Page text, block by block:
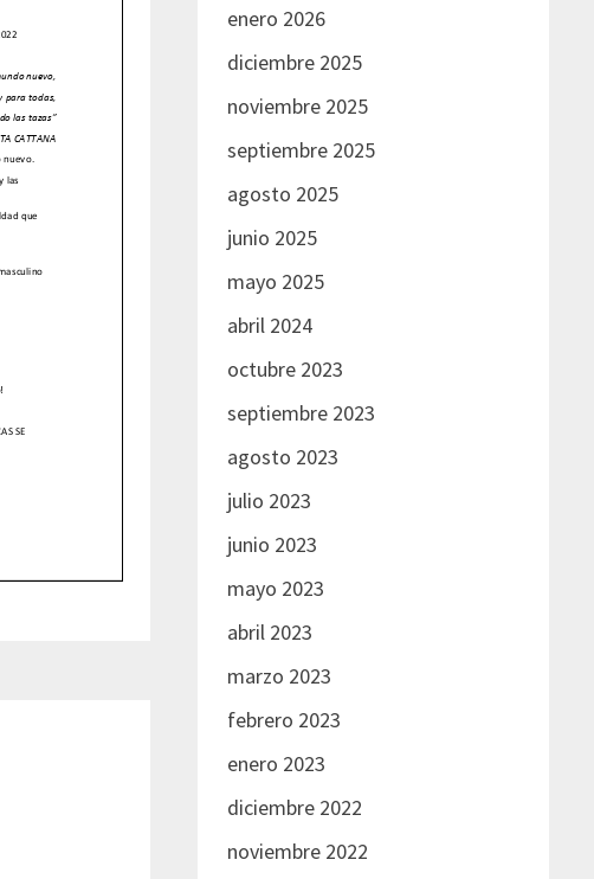
enero 2026
diciembre 2025
noviembre 2025
septiembre 2025
agosto 2025
junio 2025
mayo 2025
abril 2024
octubre 2023
septiembre 2023
agosto 2023
julio 2023
junio 2023
mayo 2023
abril 2023
marzo 2023
febrero 2023
enero 2023
diciembre 2022
noviembre 2022